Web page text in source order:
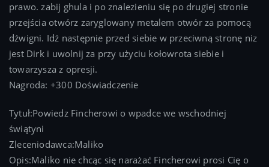
prawo. zabij ghula i po znalezieniu się po drugiej stronie
przejścia otwórz zaryglowany metalem otwór za pomocą
dźwigni. Idź następnie przed siebie w przeciwną stronę niz
jest Dirk i uwolnij za przy użyciu kołowrota siebie i
towarzysza z opresji.
Nagroda: +300 Doświadczenie
Tytuł:Powiedz Fincherowi o wpadce we wschodniej
świątyni
Zleceniodawca:Maliko
Opis:Maliko nie chcąc się narażać Fincherowi prosi Cię o